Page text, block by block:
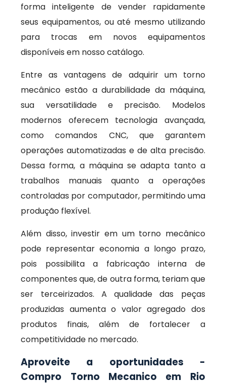
forma inteligente de vender rapidamente
seus equipamentos, ou até mesmo utilizando
para trocas em novos equipamentos
disponíveis em nosso catálogo.
Entre as vantagens de adquirir um torno
mecânico estão a durabilidade da máquina,
sua versatilidade e precisão. Modelos
modernos oferecem tecnologia avançada,
como comandos CNC, que garantem
operações automatizadas e de alta precisão.
Dessa forma, a máquina se adapta tanto a
trabalhos manuais quanto a operações
controladas por computador, permitindo uma
produção flexível.
Além disso, investir em um torno mecânico
pode representar economia a longo prazo,
pois possibilita a fabricação interna de
componentes que, de outra forma, teriam que
ser terceirizados. A qualidade das peças
produzidas aumenta o valor agregado dos
produtos finais, além de fortalecer a
competitividade no mercado.
Aproveite a oportunidades -
Compro Torno Mecanico em Rio